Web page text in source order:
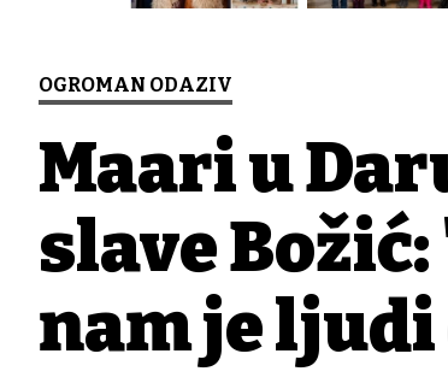
OGROMAN ODAZIV
Mađari u
slave
nam je